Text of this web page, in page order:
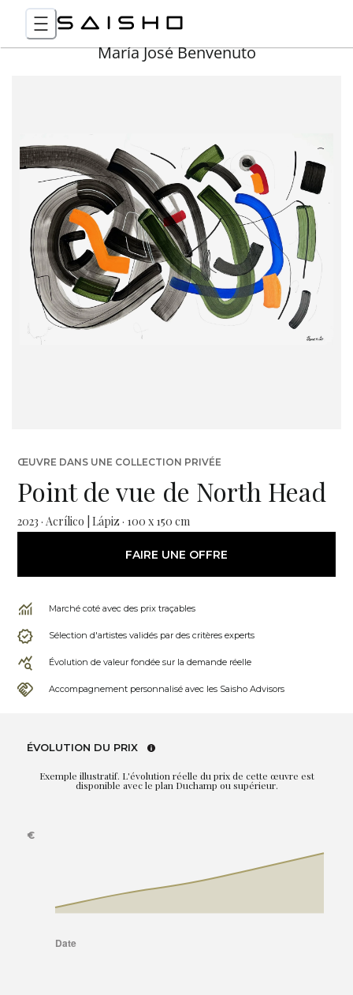
María José Benvenuto
ŒUVRE DANS UNE COLLECTION PRIVÉE
Point de vue de North Head
2023 · Acrílico | Lápiz · 100 x 150 cm
FAIRE UNE OFFRE
Marché coté avec des prix traçables
Sélection d'artistes validés par des critères experts
Évolution de valeur fondée sur la demande réelle
Accompagnement personnalisé avec les Saisho Advisors
ÉVOLUTION DU PRIX
Exemple illustratif. L'évolution réelle du prix de cette œuvre est
disponible avec le plan Duchamp ou supérieur.